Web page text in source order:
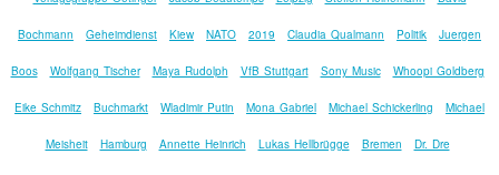
Bochmann Geheimdienst Kiew NATO 2019 Claudia Qualmann Politik Juergen
Boos Wolfgang Tischer Maya Rudolph VfB Stuttgart Sony Music Whoopi Goldberg
Eike Schmitz Buchmarkt Wladimir Putin Mona Gabriel Michael Schickerling Michael
Meisheit Hamburg Annette Heinrich Lukas Hellbrügge Bremen Dr. Dre